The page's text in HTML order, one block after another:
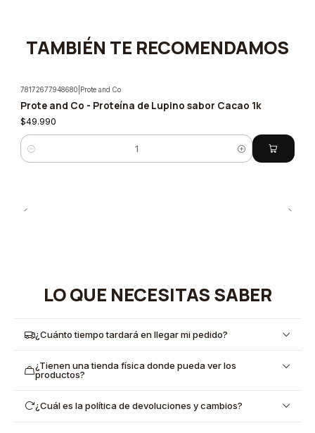
TAMBIÉN TE RECOMENDAMOS
78172677948680 Prote and Co
Prote and Co - Proteína de Lupino sabor Cacao 1k
$49.990
Cantidad
LO QUE NECESITAS SABER
¿Cuánto tiempo tardará en llegar mi pedido?
¿Tienen una tienda física donde pueda ver los
productos?
¿Cuál es la política de devoluciones y cambios?